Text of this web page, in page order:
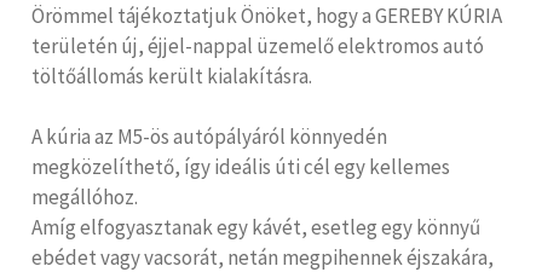
Örömmel tájékoztatjuk Önöket, hogy a GEREBY KÚRIA
területén új, éjjel-nappal üzemelő elektromos autó
töltőállomás került kialakításra.
A kúria az M5-ös autópályáról könnyedén
megközelíthető, így ideális úti cél egy kellemes
megállóhoz.
Amíg elfogyasztanak egy kávét, esetleg egy könnyű
ebédet vagy vacsorát, netán megpihennek éjszakára,